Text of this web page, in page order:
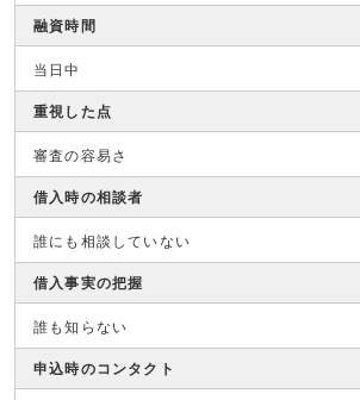
融資時間
当日中
重視した点
審査の容易さ
借入時の相談者
誰にも相談していない
借入事実の把握
誰も知らない
申込時のコンタクト